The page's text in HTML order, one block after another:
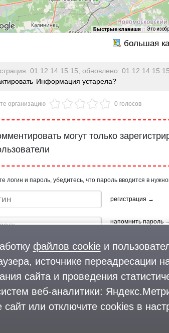
Быстрые клавиши Это
01.12.14 15:15, обновлено: 01.12.14
Информация устарела?
организацию 0 голосов
могут только
логин и пароль, убедитесь, что пароль вводится в
регистрация →
напомнить пароль
вход/регистрация, используя профиль в:
файлов cookieи
источнике переадресации
сайта и проведения
веб-аналитики:
сайт или отключите cookies в